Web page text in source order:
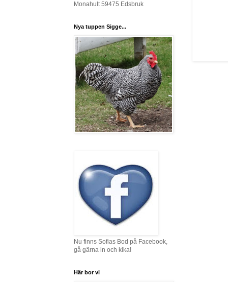
Monahult 59475 Edsbruk
Nya tuppen Sigge...
Nu finns Sofias Bod på Facebook,
gå gärna in och kika!
Här bor vi